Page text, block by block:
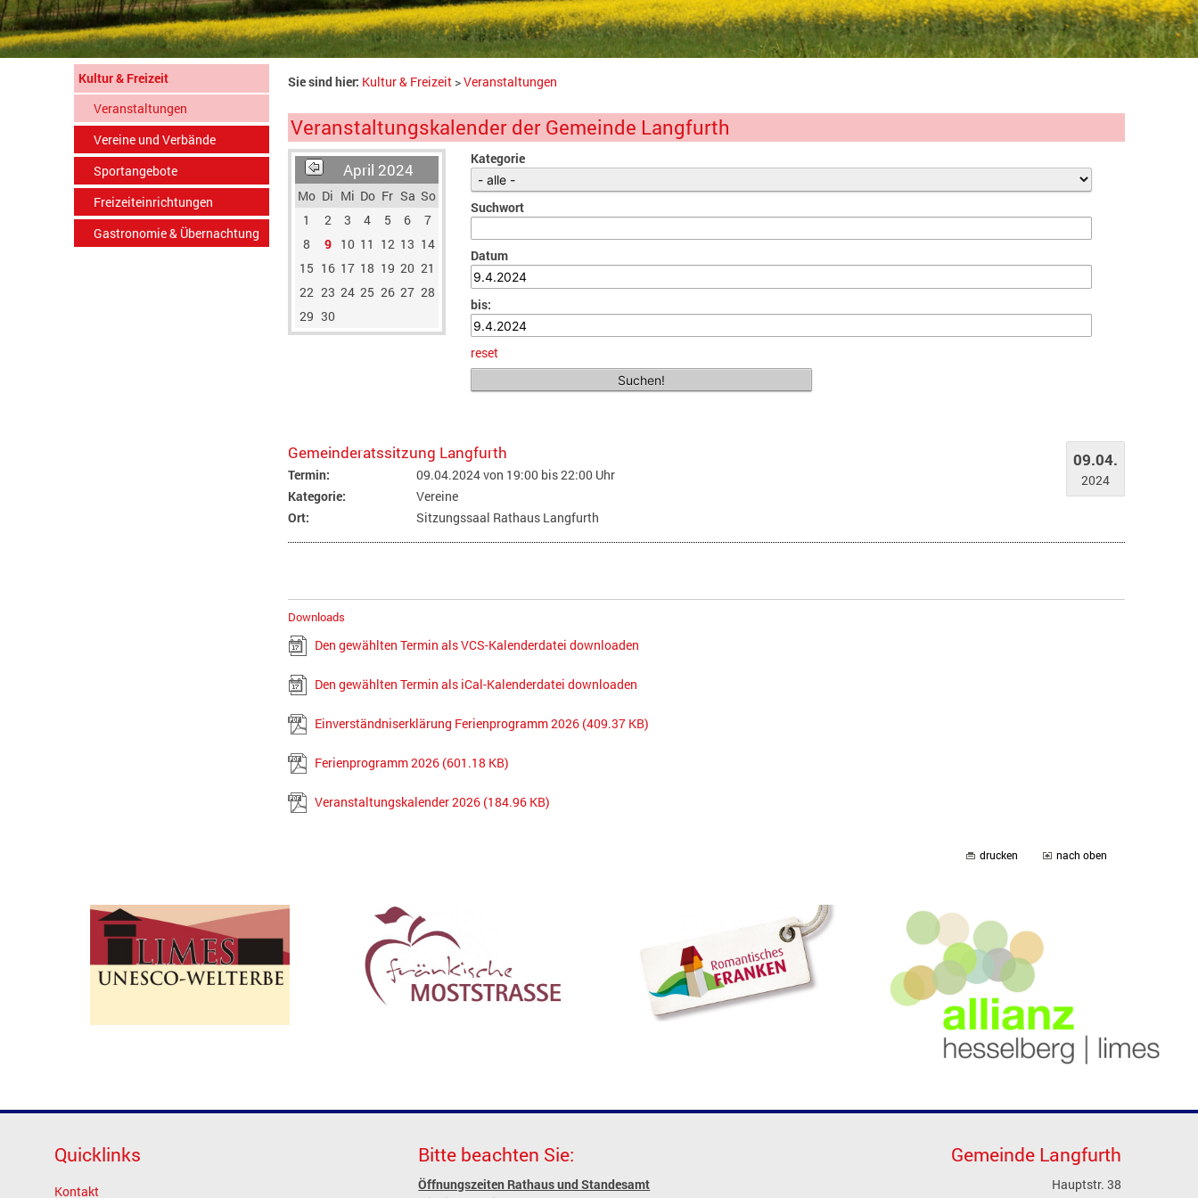
Kultur & Freizeit
Veranstaltungen
Vereine und Verbände
Sportangebote
Freizeiteinrichtungen
Gastronomie & Übernachtung
Sie sind hier: Kultur & Freizeit>Veranstaltungen
Veranstaltungskalender der Gemeinde Langfurth
April 2024
Mo Di Mi Do Fr Sa So
1
2 3 4 5 6
7
8
9 10 11 12 13 14
15 16 17 18 19 20 21
22 23 24 25 26 27 28
29 30
Kategorie
Suchwort
Datum
bis:
reset
09.04.
2024
Gemeinderatssitzung Langfurth
Termin: 09.04.2024 von 19:00 bis 22:00 Uhr
Kategorie:
Vereine
Ort:
Sitzungssaal Rathaus Langfurth
Downloads
Den gewählten Termin als VCS-Kalenderdatei downloaden
Den gewählten Termin als iCal-Kalenderdatei downloaden
Einverständniserklärung Ferienprogramm 2026 (409.37 KB)
Ferienprogramm 2026 (601.18 KB)
Veranstaltungskalender 2026 (184.96 KB)
drucken nach oben
Quicklinks
Kontakt
Bitte beachten Sie:
Öffnungszeiten Rathaus und Standesamt
Gemeinde Langfurth
Hauptstr. 38